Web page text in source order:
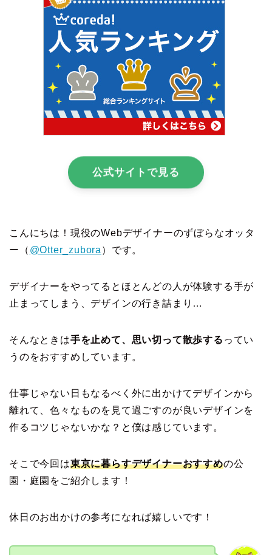
公式サイトで見る
こんにちは！現役のWebデザイナーのずぼらなオッタ
ー（ @Otter_zubora ）です。
デザイナーをやってるとほとんどの人が体験する手が
止まってしまう、デザインの行き詰まり…
そんなときは手を止めて、思い切って散歩する ってい
うのをおすすめしています。
仕事じゃない日もなるべく外に出かけてデザインから
離れて、色々なものを見て過ごすのが良いデザインを
作るコツじゃないかな？と僕は感じています。
そこで今回は東京に暮らすデザイナーおすすめの公
園・庭園をご紹介します！
休日のお出かけの参考になれば嬉しいです！